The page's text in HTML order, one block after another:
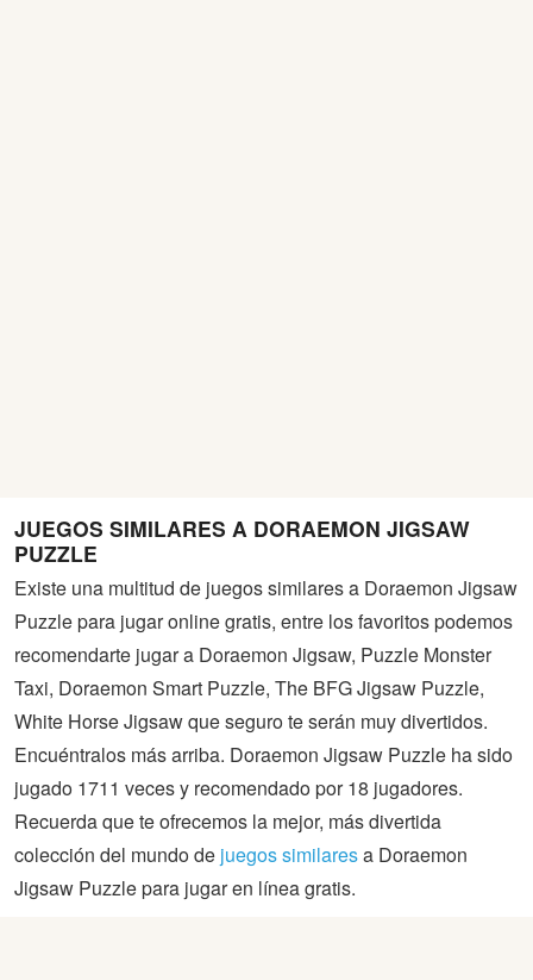
JUEGOS SIMILARES A DORAEMON JIGSAW
PUZZLE
Existe una multitud de juegos similares a Doraemon Jigsaw
Puzzle para jugar online gratis, entre los favoritos podemos
recomendarte jugar a Doraemon Jigsaw, Puzzle Monster
Taxi, Doraemon Smart Puzzle, The BFG Jigsaw Puzzle,
White Horse Jigsaw que seguro te serán muy divertidos.
Encuéntralos más arriba. Doraemon Jigsaw Puzzle ha sido
jugado 1711 veces y recomendado por 18 jugadores.
Recuerda que te ofrecemos la mejor, más divertida
colección del mundo de juegos similaresa Doraemon
Jigsaw Puzzle para jugar en línea gratis.